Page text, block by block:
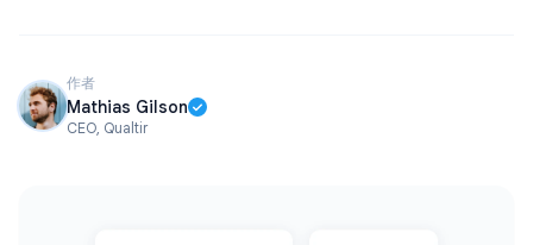
作者
Mathias Gilson
CEO, Qualtir